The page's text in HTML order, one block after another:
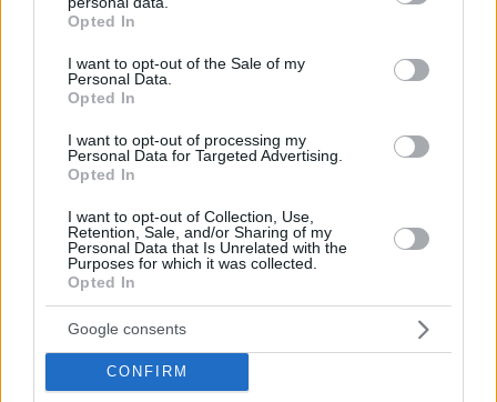
grant or deny consent to Google and its third-party tags to
use your data for below specified purposes in below Google
consent section.
Opted In
I want to opt-out of the Sale of my
Personal Data.
Opted In
I want to opt-out of processing my
Personal Data for Targeted Advertising.
Opted In
I want to opt-out of Collection, Use,
Retention, Sale, and/or Sharing of my
Personal Data that Is Unrelated with the
Purposes for which it was collected.
Opted In
Google consents
CONFIRM
menú a los consumidores a través del móvil.
Por eso hemos diseñado un sistema capaz de
ayudar a tu negocio a adaptarse a las
circunstancias actuales que nuestro país está
viviendo. Contamos con una carta de servicios
trabajo en tu negocio o empresa para que
puedas ofrecer a tus clientes la seguridad y el
apoyo que merecen. Llega la transformación
digital para quedarse. Menú digital QR para el
sector gastronómico de Venezuela con Recafy.